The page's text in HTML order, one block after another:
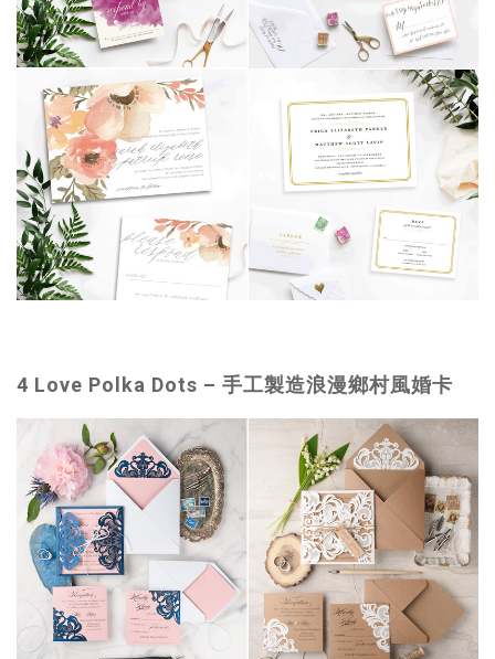
4 Love Polka Dots – 手工製造浪漫鄉村風婚卡